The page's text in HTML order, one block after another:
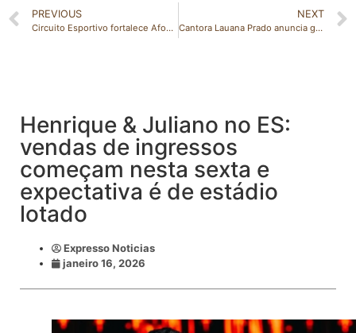
PREVIOUS
Circuito Esportivo fortalece Afonso Cláudio no cenário turístico
NEXT
Cantora Lauana Prado anuncia gravidez: “Minha maior bênção”
Henrique & Juliano no ES:
vendas de ingressos
começam nesta sexta e
expectativa é de estádio
lotado
Expresso Noticias
janeiro 16, 2026